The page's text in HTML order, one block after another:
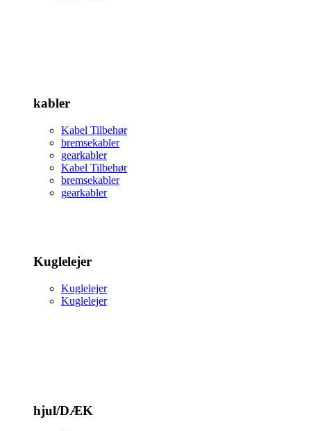
kabler
Kabel Tilbehør
bremsekabler
gearkabler
Kabel Tilbehør
bremsekabler
gearkabler
Kuglelejer
Kuglelejer
Kuglelejer
hjul/DÆK